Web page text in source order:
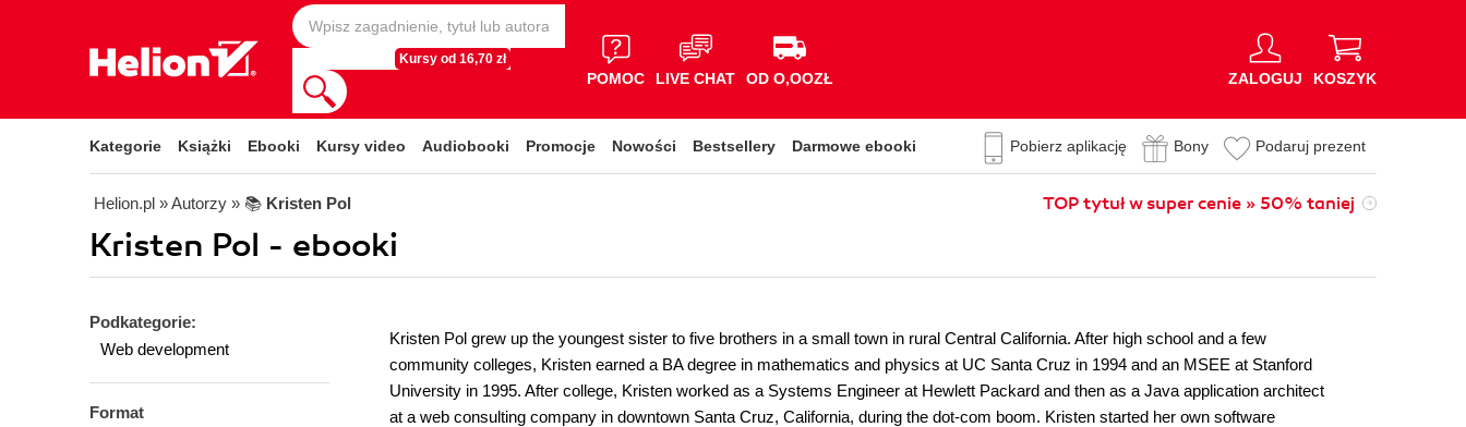
Kursy od 16,70 zł
POMOC LIVE CHAT OD O,OOZŁ ZALOGUJ KOSZYK
Kategorie Książki Ebooki Kursy video Audiobooki Promocje Nowości Bestsellery Darmowe ebooki Pobierz aplikację Bony Podaruj prezent
Helion.pl » Autorzy » 📚 Kristen Pol TOP tytuł w super cenie » 50% taniej
Kristen Pol - ebooki
Podkategorie:
Web development
Format
Kristen Pol grew up the youngest sister to five brothers in a small town in rural Central California. After high school and a few
community colleges, Kristen earned a BA degree in mathematics and physics at UC Santa Cruz in 1994 and an MSEE at Stanford
University in 1995. After college, Kristen worked as a Systems Engineer at Hewlett Packard and then as a Java application architect
at a web consulting company in downtown Santa Cruz, California, during the dot-com boom. Kristen started her own software